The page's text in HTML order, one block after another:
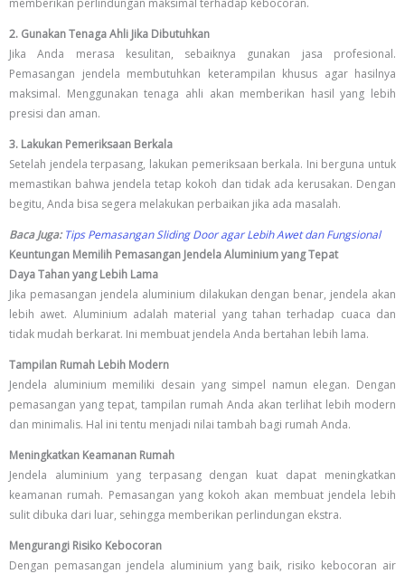
2. Gunakan Tenaga Ahli Jika Dibutuhkan
Jika Anda merasa kesulitan, sebaiknya gunakan jasa profesional.
Pemasangan jendela membutuhkan keterampilan khusus agar hasilnya
maksimal. Menggunakan tenaga ahli akan memberikan hasil yang lebih
presisi dan aman.
3. Lakukan Pemeriksaan Berkala
Setelah jendela terpasang, lakukan pemeriksaan berkala. Ini berguna untuk
memastikan bahwa jendela tetap kokoh dan tidak ada kerusakan. Dengan
begitu, Anda bisa segera melakukan perbaikan jika ada masalah.
Baca Juga: Tips Pemasangan Sliding Door agar Lebih Awet dan Fungsional
Keuntungan Memilih Pemasangan Jendela Aluminium yang Tepat
Daya Tahan yang Lebih Lama
Jika pemasangan jendela aluminium dilakukan dengan benar, jendela akan
lebih awet. Aluminium adalah material yang tahan terhadap cuaca dan
tidak mudah berkarat. Ini membuat jendela Anda bertahan lebih lama.
Tampilan Rumah Lebih Modern
Jendela aluminium memiliki desain yang simpel namun elegan. Dengan
pemasangan yang tepat, tampilan rumah Anda akan terlihat lebih modern
dan minimalis. Hal ini tentu menjadi nilai tambah bagi rumah Anda.
Meningkatkan Keamanan Rumah
Jendela aluminium yang terpasang dengan kuat dapat meningkatkan
keamanan rumah. Pemasangan yang kokoh akan membuat jendela lebih
sulit dibuka dari luar, sehingga memberikan perlindungan ekstra.
Mengurangi Risiko Kebocoran
Dengan pemasangan jendela aluminium yang baik, risiko kebocoran air